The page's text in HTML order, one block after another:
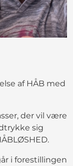
af HÅB med
der vil være
sig
i forestillingen